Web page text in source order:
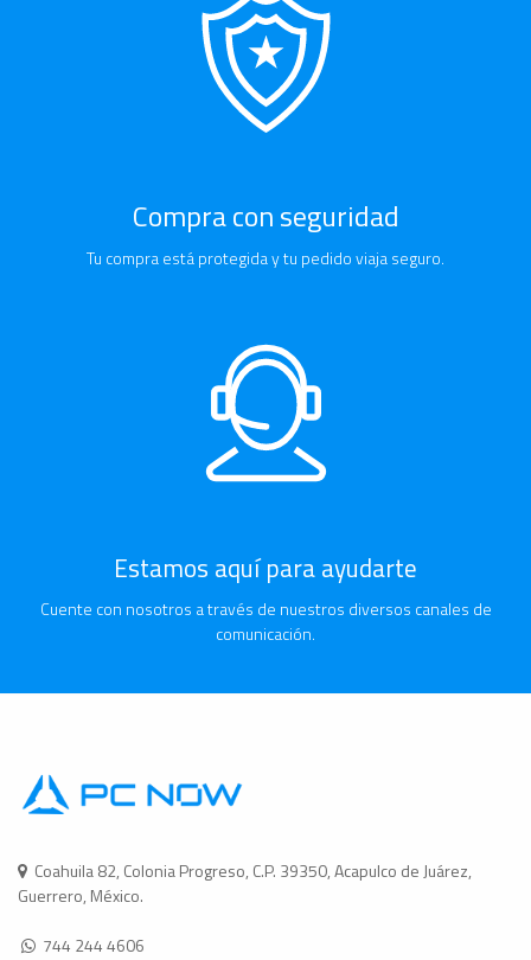
Compra con seguridad
Tu compra está protegida y tu pedido viaja seguro.
Estamos aquí para ayudarte
Cuente con nosotros a través de nuestros diversos canales de
comunicación.
Coahuila 82, Colonia Progreso, C.P. 39350, Acapulco de Juárez,
Guerrero, México.
744 244 4606